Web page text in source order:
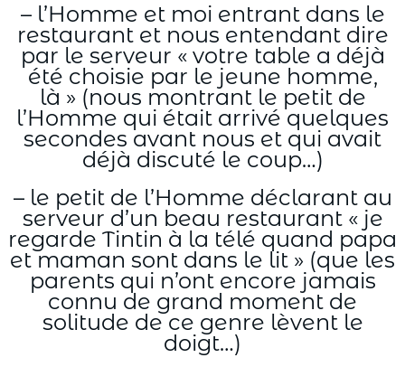
– l’Homme et moi entrant dans le
restaurant et nous entendant dire
par le serveur « votre table a déjà
été choisie par le jeune homme,
là » (nous montrant le petit de
l’Homme qui était arrivé quelques
secondes avant nous et qui avait
déjà discuté le coup…)
– le petit de l’Homme déclarant au
serveur d’un beau restaurant « je
regarde Tintin à la télé quand papa
et maman sont dans le lit » (que les
parents qui n’ont encore jamais
connu de grand moment de
solitude de ce genre lèvent le
doigt…)